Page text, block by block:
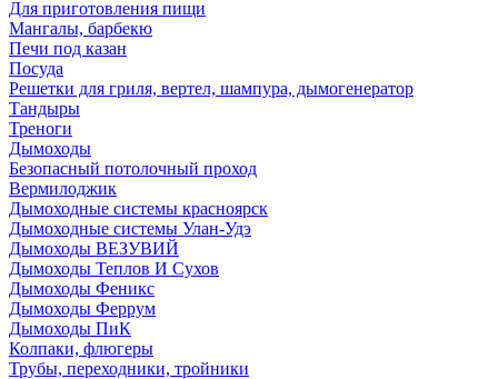
Для приготовления пищи
Мангалы, барбекю
Печи под казан
Посуда
Решетки для гриля, вертел, шампура, дымогенератор
Тандыры
Треноги
Дымоходы
Безопасный потолочный проход
Вермилоджик
Дымоходные системы красноярск
Дымоходные системы Улан-Удэ
Дымоходы ВЕЗУВИЙ
Дымоходы Теплов И Сухов
Дымоходы Феникс
Дымоходы Феррум
Дымоходы ПиК
Колпаки, флюгеры
Трубы, переходники, тройники